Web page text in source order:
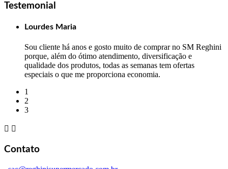
Testemonial
Lourdes Maria
Sou cliente há anos e gosto muito de comprar no SM Reghini
porque, além do ótimo atendimento, diversificação e
qualidade dos produtos, todas as semanas tem ofertas
especiais o que me proporciona economia.
1
2
3
 
Contato